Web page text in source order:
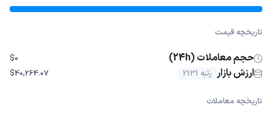
تاریخچه قیمت
حجم معاملات (24h) $0
ارزش بازار رتبه 2131 $40,264.07
تاریخچه معاملات